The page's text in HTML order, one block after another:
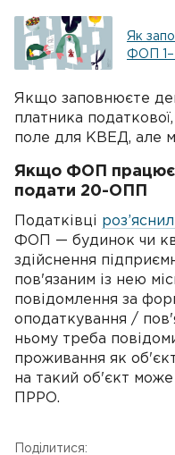
Як
ФОП
Якщо заповнюєте
платника
поле для КВЕД, але
Якщо ФОП працює
подати 20-ОПП
Податківці
ФОП — будинок чи
здійснення
пов'язаним із нею
повідомлення за
оподаткування /
ньому треба
проживання як
на такий об'єкт
ПРРО.
Поділитися: